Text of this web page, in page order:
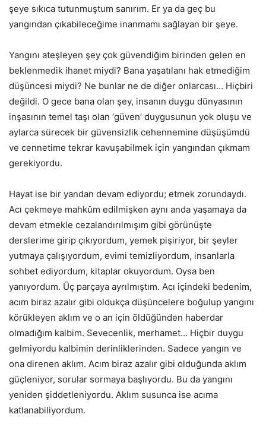
şeye sıkıca tutunmuştum sanırım. Er ya da geç bu
yangından çıkabileceğime inanmamı sağlayan bir şeye.
Yangını ateşleyen şey çok güvendiğim birinden gelen en
beklenmedik ihanet miydi? Bana yaşatılanı hak etmediğim
düşüncesi miydi? Ne bunlar ne de diğer onlarcası… Hiçbiri
değildi. O gece bana olan şey, insanın duygu dünyasının
inşasının temel taşı olan ‘güven’ duygusunun yok oluşu ve
aylarca sürecek bir güvensizlik cehennemine düşüşümdü
ve cennetime tekrar kavuşabilmek için yangından çıkmam
gerekiyordu.
Hayat ise bir yandan devam ediyordu; etmek zorundaydı.
Acı çekmeye mahkûm edilmişken aynı anda yaşamaya da
devam etmekle cezalandırılmışım gibi görünüşte
derslerime girip çıkıyordum, yemek pişiriyor, bir şeyler
yutmaya çalışıyordum, evimi temizliyordum, insanlarla
sohbet ediyordum, kitaplar okuyordum. Oysa ben
yanıyordum. Üç parçaya ayrılmıştım. Acı içindeki bedenim,
acım biraz azalır gibi oldukça düşüncelere boğulup yangını
körükleyen aklım ve o an için öldüğünden haberdar
olmadığım kalbim. Sevecenlik, merhamet… Hiçbir duygu
gelmiyordu kalbimin derinliklerinden. Sadece yangın ve
ona direnen aklım. Acım biraz azalır gibi olduğunda aklım
güçleniyor, sorular sormaya başlıyordu. Bu da yangını
yeniden şiddetleniyordu. Aklım susunca ise acıma
katlanabiliyordum.